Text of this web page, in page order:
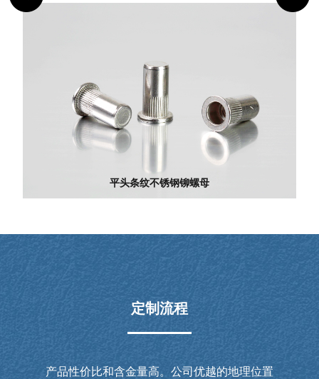
平头条纹不锈钢铆螺母
定制流程
产品性价比和含金量高。公司优越的地理位置